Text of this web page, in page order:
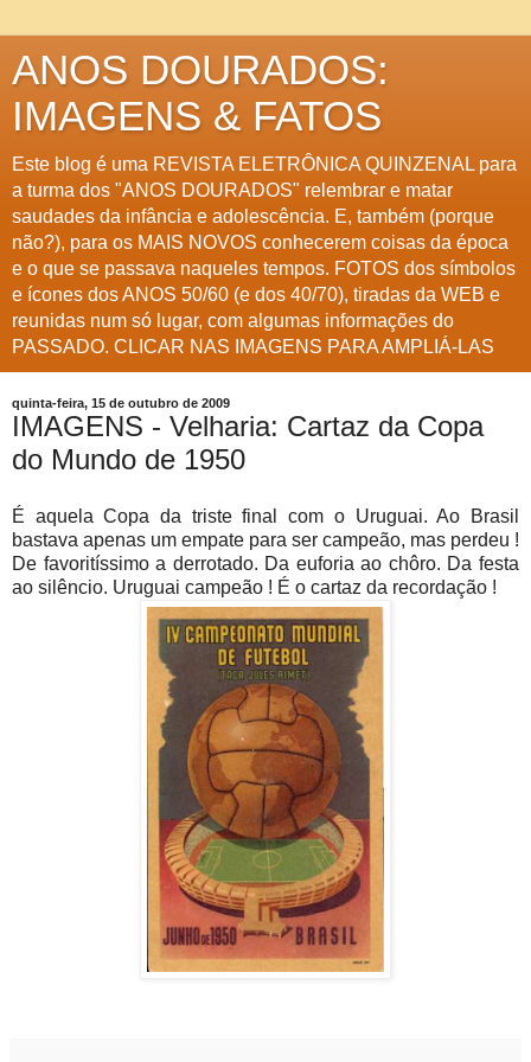
ANOS DOURADOS:
IMAGENS & FATOS
Este blog é uma REVISTA ELETRÔNICA QUINZENAL para
a turma dos "ANOS DOURADOS" relembrar e matar
saudades da infância e adolescência. E, também (porque
não?), para os MAIS NOVOS conhecerem coisas da época
e o que se passava naqueles tempos. FOTOS dos símbolos
e ícones dos ANOS 50/60 (e dos 40/70), tiradas da WEB e
reunidas num só lugar, com algumas informações do
PASSADO. CLICAR NAS IMAGENS PARA AMPLIÁ-LAS
quinta-feira, 15 de outubro de 2009
IMAGENS - Velharia: Cartaz da Copa
do Mundo de 1950
É aquela Copa da triste final com o Uruguai. Ao Brasil
bastava apenas um empate para ser campeão, mas perdeu !
De favoritíssimo a derrotado. Da euforia ao chôro. Da festa
ao silêncio. Uruguai campeão ! É o cartaz da recordação !